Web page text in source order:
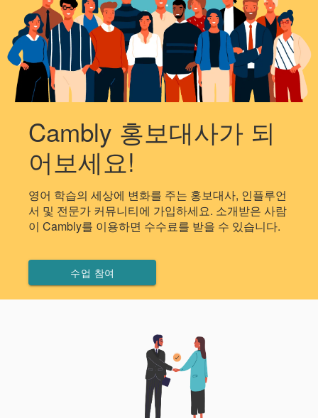
Cambly 홍보대사가 되
어보세요!
영어 학습의 세상에 변화를 주는 홍보대사, 인플루언
서 및 전문가 커뮤니티에 가입하세요. 소개받은 사람
이 Cambly를 이용하면 수수료를 받을 수 있습니다.
수업 참여